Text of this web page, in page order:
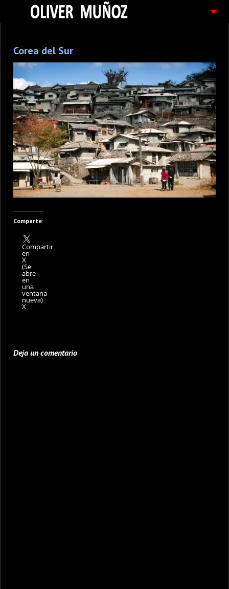
FOTOGRAFIAS
PEDIDOS
Corea del Sur
Comparte:
Compartir
en
X
(Se
abre
en
una
ventana
nueva)
X
Deja un comentario